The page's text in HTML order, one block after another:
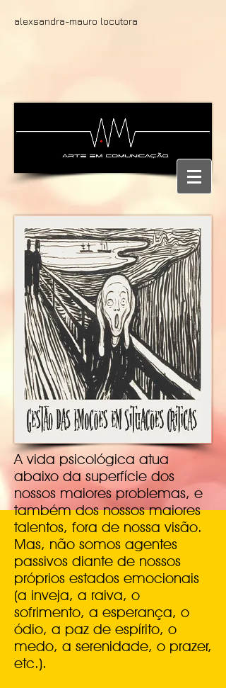
alexsandra-mauro locutora
A vida psicológica atua
abaixo da superfície dos
nossos maiores problemas, e
também dos nossos maiores
talentos, fora de nossa visão.
Mas, não somos agentes
passivos diante de nossos
próprios estados emocionais
(a inveja, a raiva, o
sofrimento, a esperança, o
ódio, a paz de espírito, o
medo, a serenidade, o prazer,
etc.).